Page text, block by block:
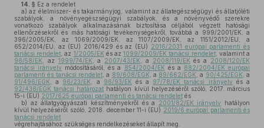
14. § Ez a rendelet
a) az élelmiszer- és takarmányjog, valamint az állategészségügyi és állatjóléti
szabályok, a növényegészségügyi szabályok, és a növényvédő szerekre
vonatkozó szabályok alkalmazásának biztosítása céljából végzett hatósági
ellenőrzésekről és más hatósági tevékenységekről, továbbá a 999/2001/EK, a
396/2005/EK, az 1069/2009/EK, az 1107/2009/EK, az 1151/2012/EU, a
652/2014/EU, az (EU) 2016/429 és az (EU) 2016/2031 európai parlamenti és
tanácsi rendelet , az 1/2005/EK és az1099/2009/EK tanácsi rendelet, valamint a
98/58/EK , az 1999/74/EK , a 2007/43/EK , a 2008/119/EK és a 2008/120/EK
tanácsi irányelv módosításáról, és a 854/2004/EK és a 882/2004/EK európai
parlamenti és tanácsi rendelet, a 89/608/EGK , a 89/662/EGK , a 90/425/EGK , a
91/496/EGK , a 96/23/EK , a 96/93/EK és a 97/78/EK tanácsi irányelv és a
92/438/EGK tanácsi határozat hatályon kívül helyezéséről szóló, 2017. március
15-i (EU) 2017/625 európai parlamenti és tanácsi rendelet és
b) az állatgyógyászati készítményekről és a 2001/82/EK irányelv
hatályon
kívül helyezéséről szóló, 2018. december 11-i (EU) 2019/6 európai parlamenti és
tanácsi rendelet
végrehajtásához szükséges rendelkezéseket állapít meg.